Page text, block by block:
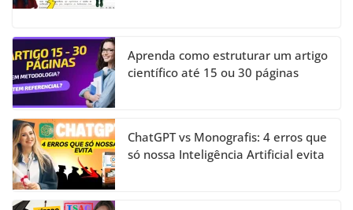
Aprenda como estruturar um artigo
científico até 15 ou 30 páginas
ChatGPT vs Monografis: 4 erros que
só nossa Inteligência Artificial evita